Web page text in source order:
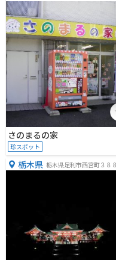
さのまるの家
珍スポット
栃木県 栃木県足利市西宮町３８